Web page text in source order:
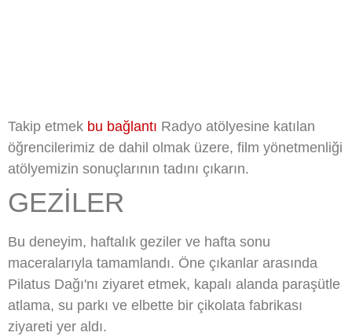
Takip etmek bu bağlantı Radyo atölyesine katılan
öğrencilerimiz de dahil olmak üzere, film yönetmenliği
atölyemizin sonuçlarının tadını çıkarın.
GEZILER
Bu deneyim, haftalık geziler ve hafta sonu
maceralarıyla tamamlandı. Öne çıkanlar arasında
Pilatus Dağı'nı ziyaret etmek, kapalı alanda paraşütle
atlama, su parkı ve elbette bir çikolata fabrikası
ziyareti yer aldı.